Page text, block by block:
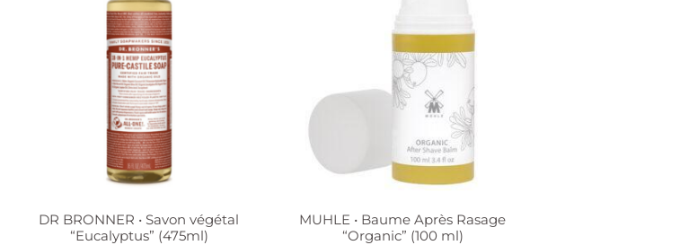
DR BRONNER • Savon végétal
“Eucalyptus” (475ml)
MUHLE • Baume Après Rasage
“Organic” (100 ml)